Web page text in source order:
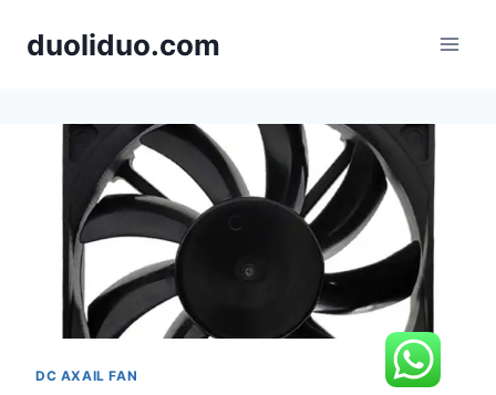
duoliduo.com
DC AXAIL FAN